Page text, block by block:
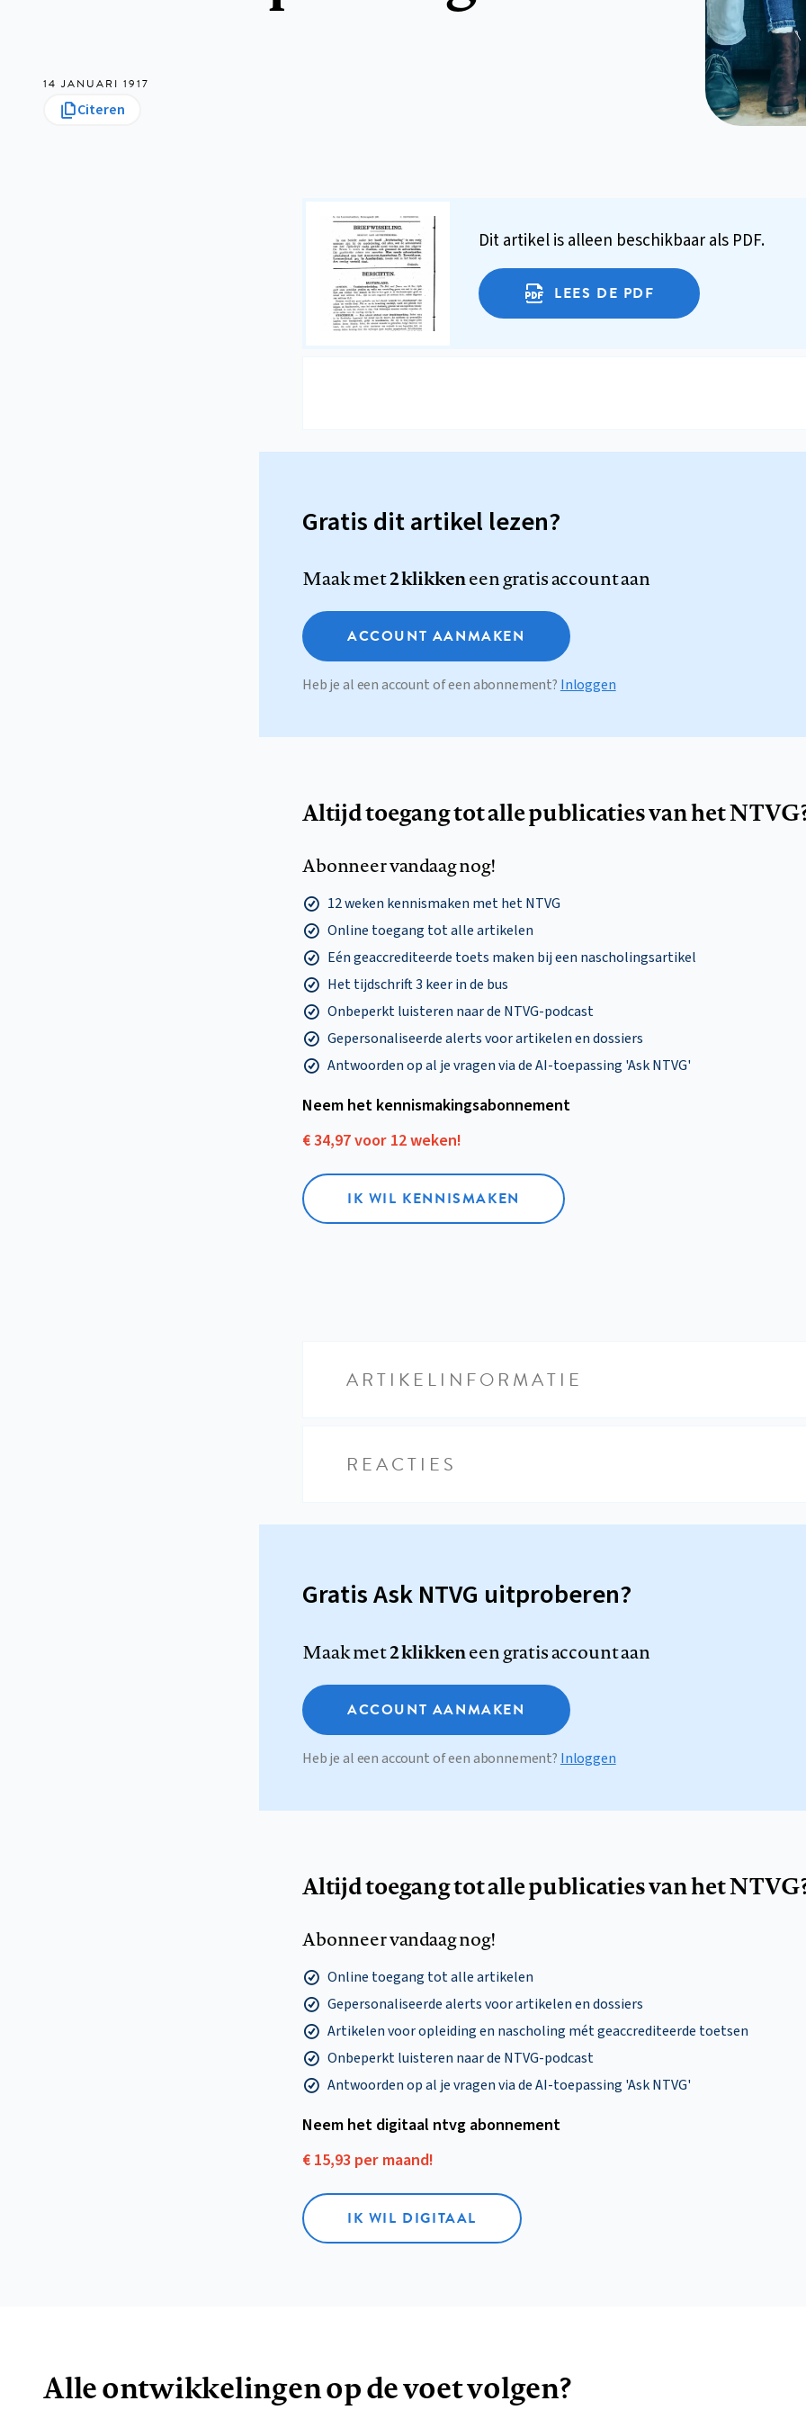
14 JANUARI 1917
Citeren
Dit artikel is alleen beschikbaar als PDF.
LEES DE PDF
Gratis dit artikel lezen?
Maak met2 klikkeneen gratis account aan
ACCOUNT AANMAKEN
Heb je al een account of een abonnement? Inloggen
Altijd toegang tot alle publicaties van het
Abonneer vandaag nog!
12 weken kennismaken met het NTVG
Online toegang tot alle artikelen
Eén geaccrediteerde toets maken bij een nascholingsartikel
Het tijdschrift 3 keer in de bus
Onbeperkt luisteren naar de NTVG-podcast
Gepersonaliseerde alerts voor artikelen en dossiers
Antwoorden op al je vragen via de AI-toepassing 'Ask NTVG'
Neem het kennismakings­abonnement
€ 34,97 voor 12 weken!
IK WIL KENNISMAKEN
ARTIKELINFORMATIE
REACTIES
Gratis Ask NTVG uitproberen?
Maak met2 klikkeneen gratis account aan
ACCOUNT AANMAKEN
Heb je al een account of een abonnement? Inloggen
Altijd toegang tot alle publicaties van het
Abonneer vandaag nog!
Online toegang tot alle artikelen
Gepersonaliseerde alerts voor artikelen en dossiers
Artikelen voor opleiding en nascholing mét geaccrediteerde toetsen
Onbeperkt luisteren naar de NTVG-podcast
Antwoorden op al je vragen via de AI-toepassing 'Ask NTVG'
Neem het digitaal ntvg abonnement
€ 15,93 per maand!
IK WIL DIGITAAL
Alle ontwikkelingen op de voet volgen?